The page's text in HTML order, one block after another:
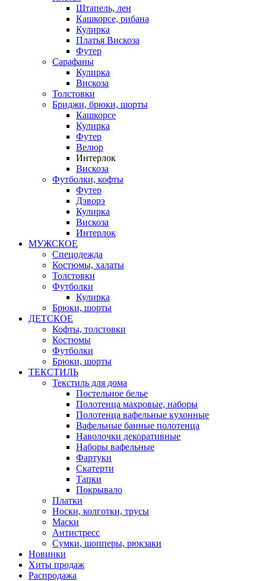
Штапель, лен
Кашкорсе, рибана
Кулирка
Платья Вискоза
Футер
Сарафаны
Кулирка
Вискоза
Толстовки
Бриджи, брюки, шорты
Кашкорсе
Кулирка
Футер
Велюр
Интерлок
Вискоза
Футболки, кофты
Футер
Дэворэ
Кулирка
Вискоза
Интерлок
МУЖСКОЕ
Спецодежда
Костюмы, халаты
Толстовки
Футболки
Кулирка
Брюки, шорты
ДЕТСКОЕ
Кофты, толстовки
Костюмы
Футболки
Брюки, шорты
ТЕКСТИЛЬ
Текстиль для дома
Постельное белье
Полотенца махровые, наборы
Полотенца вафельные кухонные
Вафельные банные полотенца
Наволочки декоративные
Наборы вафельные
Фартуки
Скатерти
Тапки
Покрывало
Платки
Носки, колготки, трусы
Маски
Антистресс
Сумки, шопперы, рюкзаки
Новинки
Хиты продаж
Распродажа